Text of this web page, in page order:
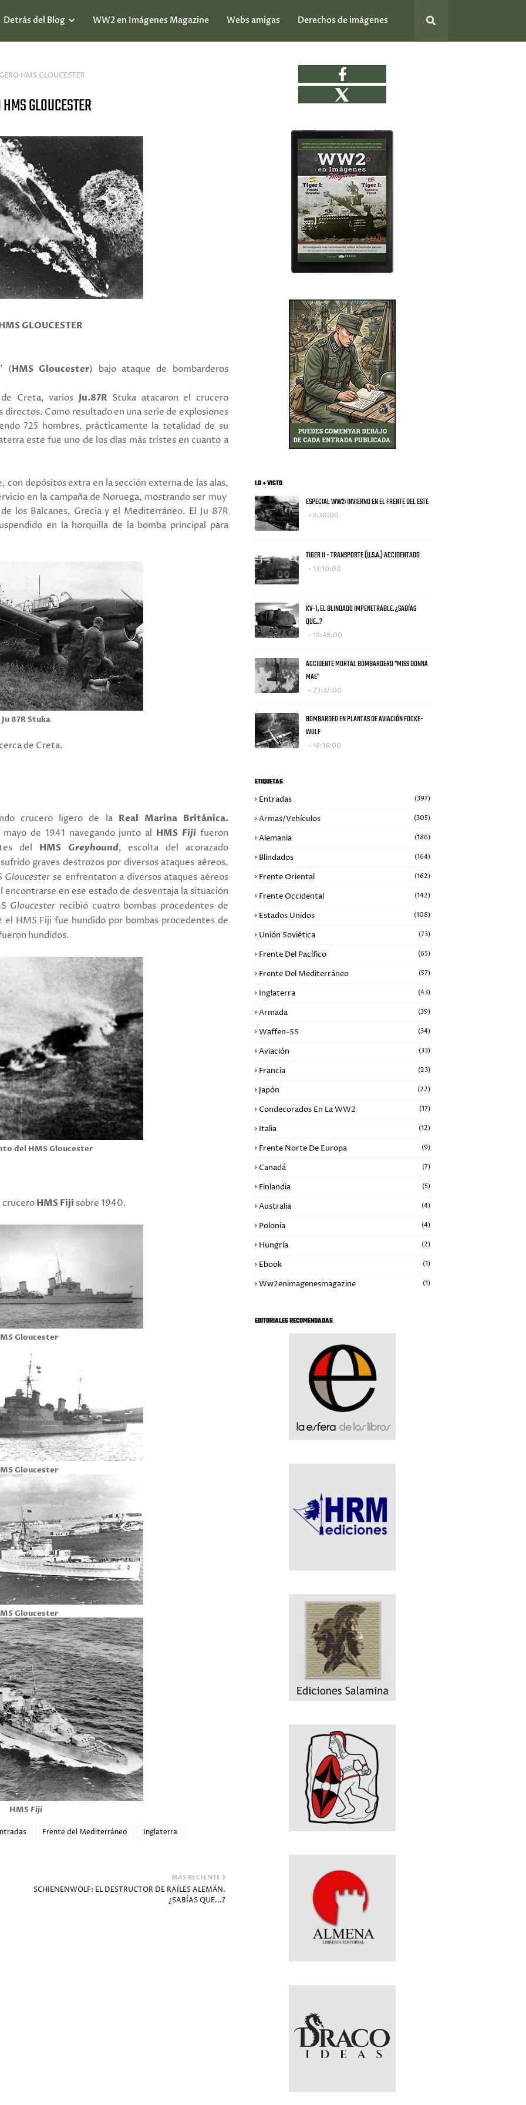
Detrás del Blog WW2 en Imágenes Magazine Webs amigas Derechos de imágenes
HMS GLOUCESTER
GLOUCESTER
GLOUCESTER
' (HMS Gloucester) bajo ataque de bombarderos
Creta, varios Ju.87R Stuka atacaron el crucero
directos. Como resultado en una serie de explosiones
725 hombres, prácticamente la totalidad de su
este fue uno de los días más tristes en cuanto a
con depósitos extra en la sección externa de las alas,
en la campaña de Noruega, mostrando ser muy
los Balcanes, Grecia y el Mediterráneo. El Ju 87R
en la horquilla de la bomba principal para
Ju 87R Stuka
de Creta.
crucero ligero de la Real Marina Británica.
de 1941 navegando junto al HMS Fijifueron
del HMS Greyhound, escolta del acorazado
graves destrozos por diversos ataques aéreos.
Gloucester se enfrentaton a diversos ataques aéreos
en ese estado de desventaja la situación
Gloucester recibió cuatro bombas procedentes de
el HMS Fiji fue hundido por bombas procedentes de
hundidos.
del HMS Gloucester
crucero HMS Fiji sobre 1940.
Gloucester
Gloucester
Gloucester
HMSFiji
Frente del Mediterráneo Inglaterra
MÁS RECIENTE
SCHIENENWOLF: EL DESTRUCTOR DE RAÍLES ALEMÁN.
¿SABÍAS QUE...?
LO + VISTO
ESPECIAL WW2: INVIERNO EN EL FRENTE DEL ESTE
5:30:00
TIGER II - TRANSPORTE (U.S.A.) ACCIDENTADO
13:10:00
KV-1, EL BLINDADO IMPENETRABLE. ¿SABÍAS
QUE...?
19:48:00
ACCIDENTE MORTAL BOMBARDERO "MISS DONNA
MAE"
23:37:00
BOMBARDEO EN PLANTAS DE AVIACIÓN FOCKE-
WULF
18:18:00
ETIQUETAS
Entradas (397)
Armas/Vehículos (305)
Alemania (186)
Blindados (164)
Frente Oriental (162)
Frente Occidental (142)
Estados Unidos (108)
Unión Soviética (73)
Frente Del Pacífico (65)
Frente Del Mediterráneo (57)
Inglaterra (43)
Armada (39)
Waffen-SS (34)
Aviación (33)
Francia (23)
Japón (22)
Condecorados En La WW2 (17)
Italia (12)
Frente Norte De Europa (9)
Canadá (7)
Finlandia (5)
Australia (4)
Polonia (4)
Hungría (2)
Ebook (1)
Ww2enimagenesmagazine (1)
EDITORIALES RECOMENDADAS